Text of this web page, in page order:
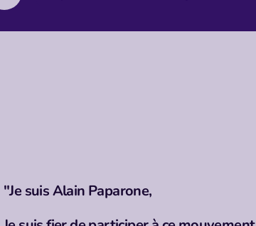
"Je suis Alain Paparone,